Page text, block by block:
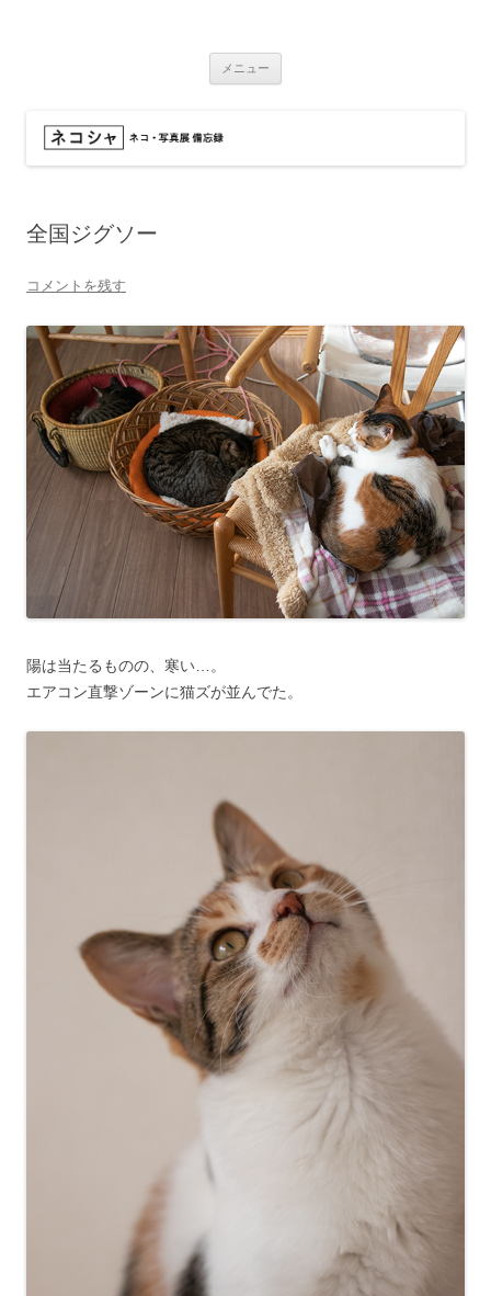
メニュー
全国ジグソー
コメントを残す
陽は当たるものの、寒い…。
エアコン直撃ゾーンに猫ズが並んでた。